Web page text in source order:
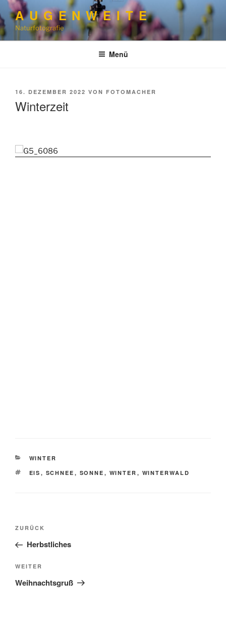
Zum
Inhalt
springen
A U G E N W E I T E
Naturfotografie
Menü
VERÖFFENTLICHT
16. DEZEMBER 2022 VON FOTOMACHER
Winterzeit
KATEGORIEN
WINTER
SCHLAGWÖRTER
EIS , SCHNEE , SONNE , WINTER , WINTERWALD
Beitragsnavigation
Vorheriger
Beitrag
ZURÜCK
Herbstliches
Nächster
Beitrag
WEITER
Weihnachtsgruß